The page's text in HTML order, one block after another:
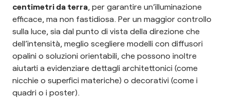
centimetri da terra, per garantire un’illuminazione
efficace, ma non fastidiosa. Per un maggior controllo
sulla luce, sia dal punto di vista della direzione che
dell’intensità, meglio scegliere modelli con diffusori
opalini o soluzioni orientabili, che possono inoltre
aiutarti a evidenziare dettagli architettonici (come
nicchie o superfici materiche) o decorativi (come i
quadri o i poster).